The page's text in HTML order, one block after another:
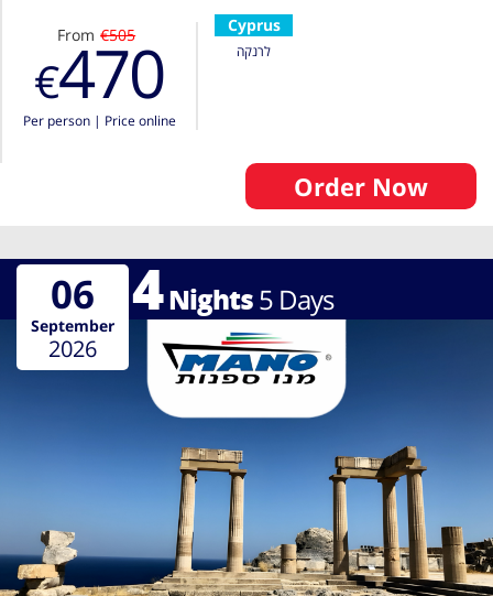
Cyprus
לרנקה
From €505
€470
Per person| Price online
Order Now
4Nights5 Days
06
September
2026